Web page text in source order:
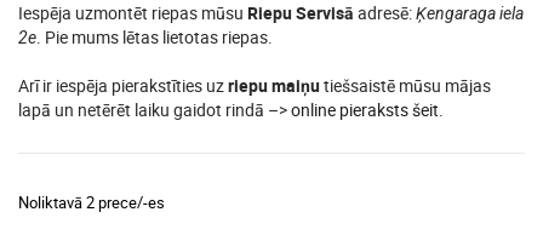
Iespēja uzmontēt riepas mūsu Riepu Servisā adresē:Ķengaraga iela
2e. Pie mums lētas lietotas riepas.
Arī ir iespēja pierakstīties uzriepu maiņutiešsaistē mūsu mājas
lapā un netērēt laiku gaidot rindā –>online pieraksts šeit.
Noliktavā 2 prece/-es